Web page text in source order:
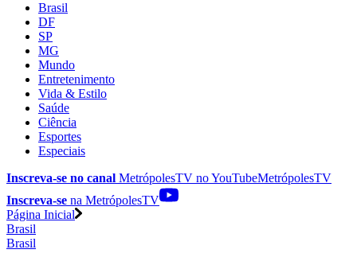
Brasil
DF
SP
MG
Mundo
Entretenimento
Vida & Estilo
Saúde
Ciência
Esportes
Especiais
Inscreva-se no canal MetrópolesTV noYouTubeMetrópolesTV
Inscreva-se na MetrópolesTV
Página Inicial
Brasil
Brasil